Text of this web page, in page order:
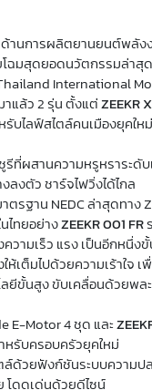
านการผลิตยานยนต์พลัง
ฉมสุดยอดนวัตกรรมล่าสุ
International
าแล้ว 2 รุ่น ตั้งแต่ZEEKR X
บไลฟ์สไตล์คนเมืองยุคให
ที่ผสานความหรูหราระดั
งตัว ชาร์จไฟวิ่งได้ไกล
รฐาน NEDC ล่าสุดทาง
ไทยอย่างZEEKR 001 FR
วามเร็ว แรง เป็นอีกหนึ่ง
ห้เต็มไปด้วยความเร้าใจ
ลยีขั้นสูง ขับเคลื่อนด้วยพล
E-Motor 4 ชุด และ
รับครอบครัวยุคใหม่
ล์ด้วยฟังก์ชันระบบความ
โดดเด่นด้วยดีไซน์